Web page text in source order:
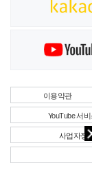
이용약관
YouTube 서
사업자정